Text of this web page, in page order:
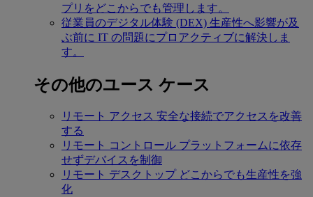
プリをどこからでも管理します。
従業員のデジタル体験 (DEX) 生産性へ影響が及
ぶ前に IT の問題にプロアクティブに解決しま
す。
その他のユース ケース
リモート アクセス 安全な接続でアクセスを改善
する
リモート コントロール プラットフォームに依存
せずデバイスを制御
リモート デスクトップ どこからでも生産性を強
化